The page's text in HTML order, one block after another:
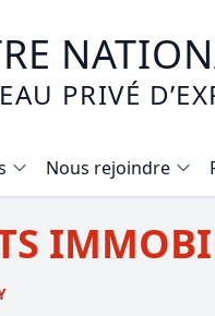
PRIVÉ
expertise immobilière /
commercial
Nous rejoindre